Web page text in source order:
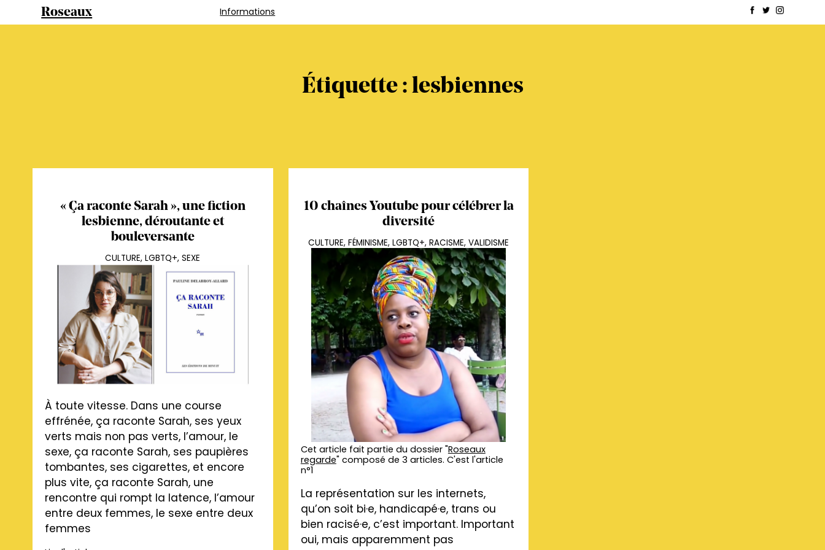
Roseaux Informations
Étiquette : lesbiennes
« Ça raconte Sarah », une fiction
lesbienne, déroutante et
bouleversante
CULTURE,LGBTQ+,SEXE
À toute vitesse. Dans une course
effrénée, ça raconte Sarah, ses yeux
verts mais non pas verts, l’amour, le
sexe, ça raconte Sarah, ses paupières
tombantes, ses cigarettes, et encore
plus vite, ça raconte Sarah, une
rencontre qui rompt la latence, l’amour
entre deux femmes, le sexe entre deux
femmes
10 chaînes Youtube pour célébrer la
diversité
CULTURE,FÉMINISME,LGBTQ+,RACISME,VALIDISME
Cet article fait partie du dossier "Roseaux
regarde" composé de 3 articles. C'est l'article
n°1
La représentation sur les internets,
qu’on soit bi·e, handicapé·e, trans ou
bien racisé·e, c’est important. Important
oui, mais apparemment pas